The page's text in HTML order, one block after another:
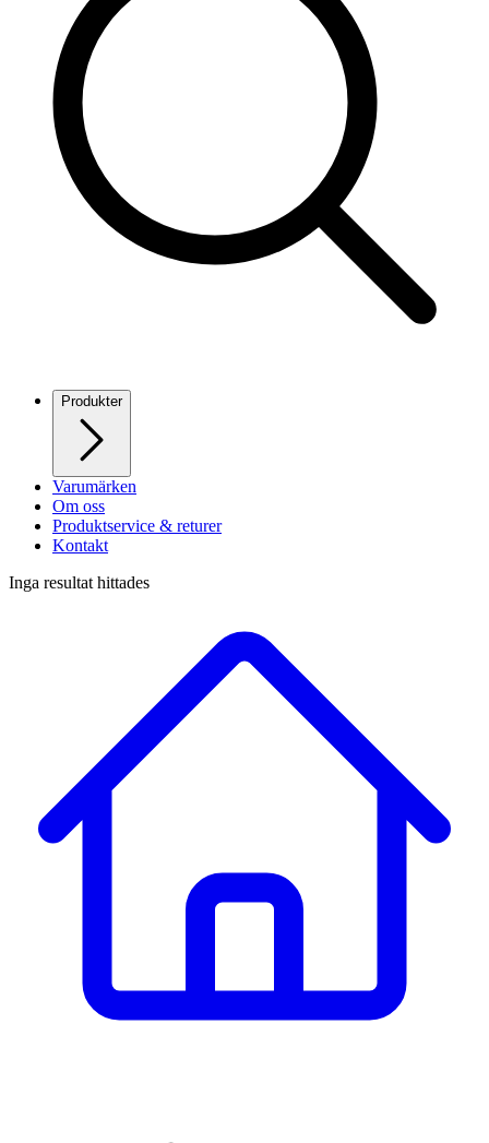
Produkter
Varumärken
Om oss
Produktservice & returer
Kontakt
Inga resultat hittades